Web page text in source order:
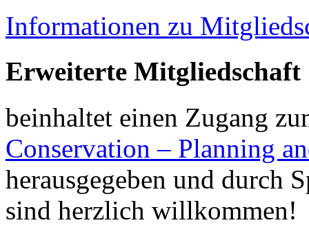
Informationen zu
Erweiterte Mitgliedschaft
beinhaltet einen Zugang
Conservation – Planning
herausgegeben und durch
sind herzlich willkommen!